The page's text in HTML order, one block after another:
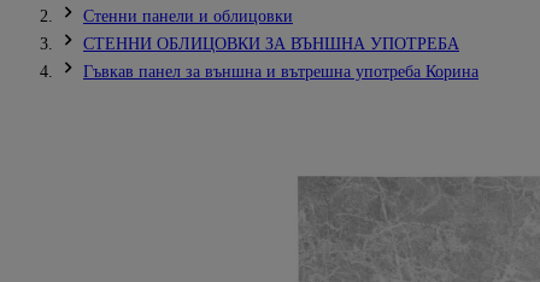
Стенни панели и облицовки
СТЕННИ ОБЛИЦОВКИ ЗА ВЪНШНА УПОТРЕБА
Гъвкав панел за външна и вътрешна употреба Корина